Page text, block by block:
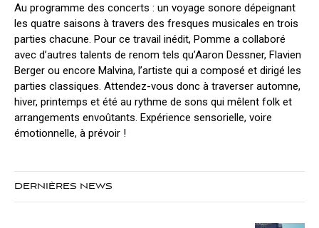
Au programme des concerts : un voyage sonore dépeignant
les quatre saisons à travers des fresques musicales en trois
parties chacune. Pour ce travail inédit, Pomme a collaboré
avec d’autres talents de renom tels qu’Aaron Dessner, Flavien
Berger ou encore Malvina, l’artiste qui a composé et dirigé les
parties classiques. Attendez-vous donc à traverser automne,
hiver, printemps et été au rythme de sons qui mêlent folk et
arrangements envoûtants. Expérience sensorielle, voire
émotionnelle, à prévoir !
DERNIÈRES NEWS